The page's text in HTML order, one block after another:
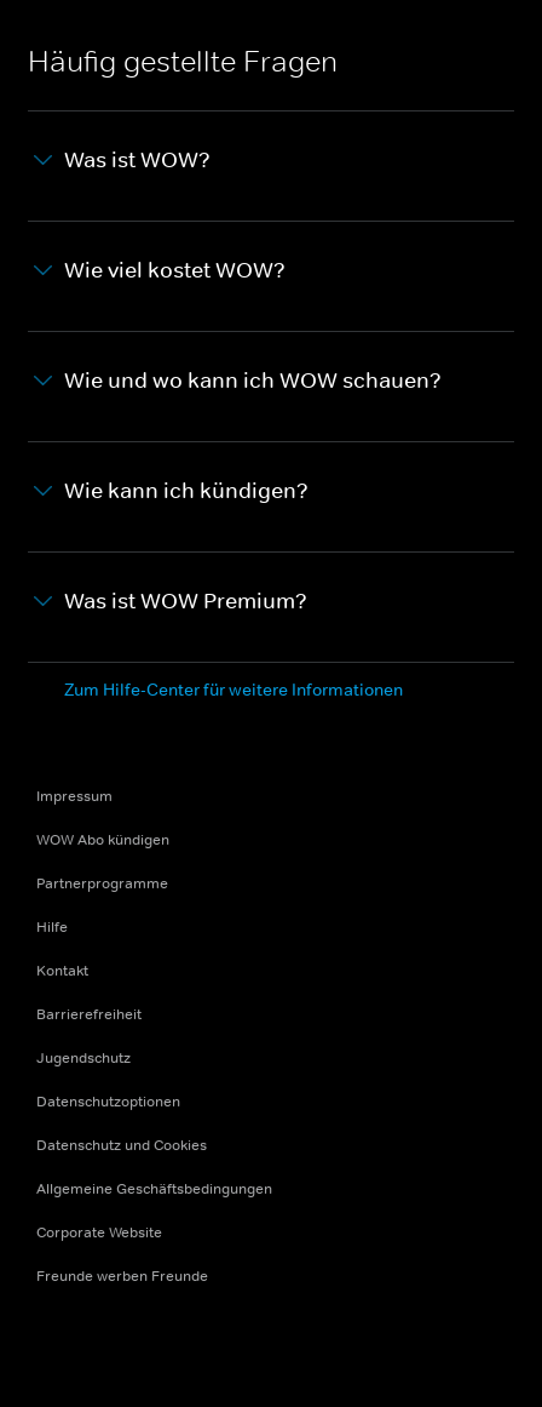
Häufig gestellte Fragen
Was ist WOW?
Wie viel kostet WOW?
Wie und wo kann ich WOW schauen?
Wie kann ich kündigen?
Was ist WOW Premium?
Zum Hilfe-Center für weitere Informationen
Impressum
WOW Abo kündigen
Partnerprogramme
Hilfe
Kontakt
Barrierefreiheit
Jugendschutz
Datenschutzoptionen
Datenschutz und Cookies
Allgemeine Geschäftsbedingungen
Corporate Website
Freunde werben Freunde